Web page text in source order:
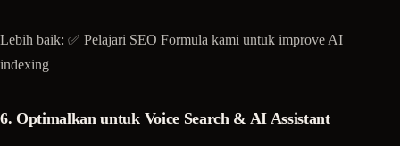
Lebih baik: ✅ Pelajari SEO Formula kami untuk improve AI
indexing
6. Optimalkan untuk Voice Search & AI Assistant